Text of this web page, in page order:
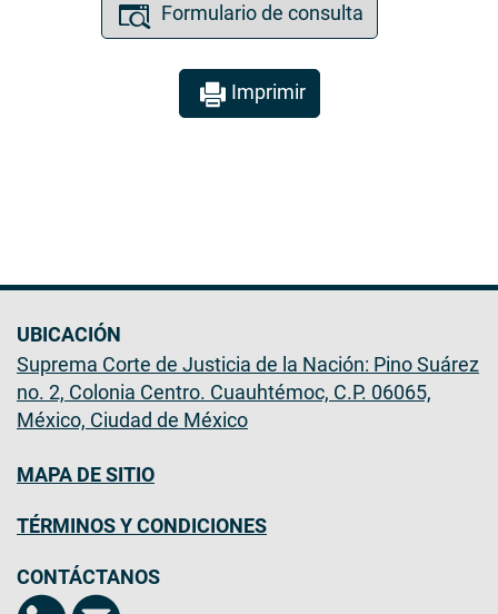
Formulario de consulta
Imprimir
UBICACIÓN
Suprema Corte de Justicia de la Nación: Pino Suárez
no. 2, Colonia Centro. Cuauhtémoc, C.P. 06065,
México, Ciudad de México
MAPA DE SITIO
TÉRMINOS Y CONDICIONES
CONTÁCTANOS